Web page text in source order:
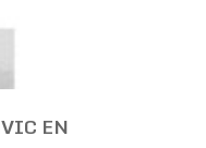
EN